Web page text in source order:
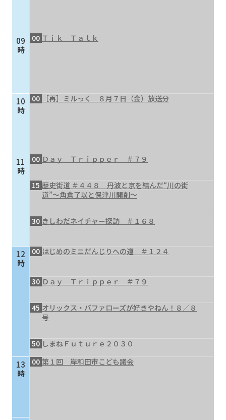
サイトマップ
09
時
10
時
11
時
12
時
13
時
00 Ｔｉｋ Ｔａｌｋ
00 ［再］ミルっく ８月７日（金）放送分
00 Ｄａｙ Ｔｒｉｐｐｅｒ ＃７９
15 歴史街道 ＃４４８ 丹波と京を結んだ“川の街
道”～角倉了以と保津川開削～
30 きしわだネイチャー探訪 ＃１６８
00 はじめのミニだんじりへの道 ＃１２４
30 Ｄａｙ Ｔｒｉｐｐｅｒ ＃７９
45 オリックス・バファローズが好きやねん！８／８
号
50 しまねＦｕｔｕｒｅ２０３０
00 第１回 岸和田市こども議会